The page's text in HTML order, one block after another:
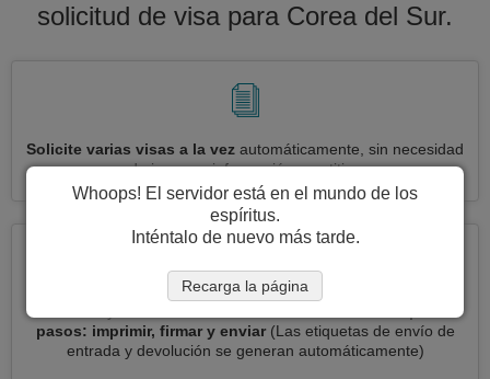
solicitud de visa para Corea del Sur.
Solicite varias visas a la vez automáticamente, sin necesidad
de ingresar información repetitiva
pasos: imprimir, firmar y enviar (Las etiquetas de envío de
entrada y devolución se generan automáticamente)
Whoops! El servidor está en el mundo de los
espíritus.
Inténtalo de nuevo más tarde.
Recarga la página